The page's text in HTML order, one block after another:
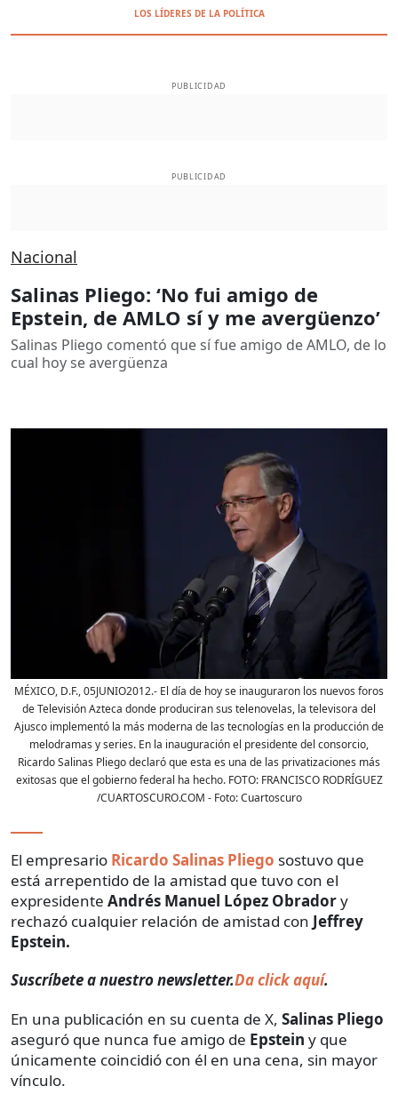
LOS LÍDERES DE LA POLÍTICA
PUBLICIDAD
PUBLICIDAD
Nacional
Salinas Pliego: ‘No fui amigo de
Epstein, de AMLO sí y me avergüenzo’
Salinas Pliego comentó que sí fue amigo de AMLO, de lo
cual hoy se avergüenza
MÉXICO, D.F., 05JUNIO2012.- El día de hoy se inauguraron los nuevos foros
de Televisión Azteca donde produciran sus telenovelas, la televisora del
Ajusco implementó la más moderna de las tecnologías en la producción de
melodramas y series. En la inauguración el presidente del consorcio,
Ricardo Salinas Pliego declaró que esta es una de las privatizaciones más
exitosas que el gobierno federal ha hecho. FOTO: FRANCISCO RODRÍGUEZ
/CUARTOSCURO.COM - Foto:Cuartoscuro
El empresario Ricardo Salinas Pliego sostuvo que
está arrepentido de la amistad que tuvo con el
expresidente Andrés Manuel López Obradory
rechazó cualquier relación de amistad con Jeffrey
Epstein.
Suscríbete a nuestro newsletter.Da click aquí.
En una publicación en su cuenta de X, Salinas Pliego
aseguró que nunca fue amigo de Epstein y que
únicamente coincidió con él en una cena, sin mayor
vínculo.